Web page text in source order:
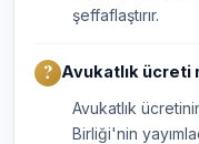
şeffaflaştırır.
Avukatlık ücreti
Avukatlık
Birliği'nin